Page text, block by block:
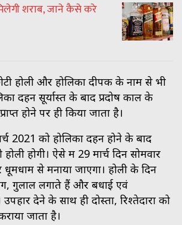
शराब, जाने कैसे करे
होली और होलिका दीपक के नाम से भी
दहन सूर्यास्त के बाद प्रदोष काल के
होने पर ही किया जाता है।
2021 को होलिका दहन होने के बाद
होगी। ऐसे में 29 मार्च दिन सोमवार
धूमधाम से मनाया जाएगा। होली के दिन
गुलाल लगाते हैं और बधाई एवं
देने के साथ ही दोस्तों, रिश्तेदारों को
जाता है।